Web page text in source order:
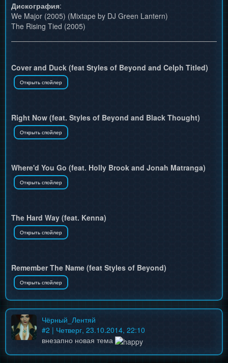
Дискография:
We Major (2005) (Mixtape by DJ Green Lantern)
The Rising Tied (2005)
Cover and Duck (feat Styles of Beyond and Celph Titled)
Right Now (feat. Styles of Beyond and Black Thought)
Where'd You Go (feat. Holly Brook and Jonah Matranga)
The Hard Way (feat. Kenna)
Remember The Name (feat Styles of Beyond)
Чёрный_Лентяй
#2 | Четверг, 23.10.2014, 22:10
внезапно новая тема